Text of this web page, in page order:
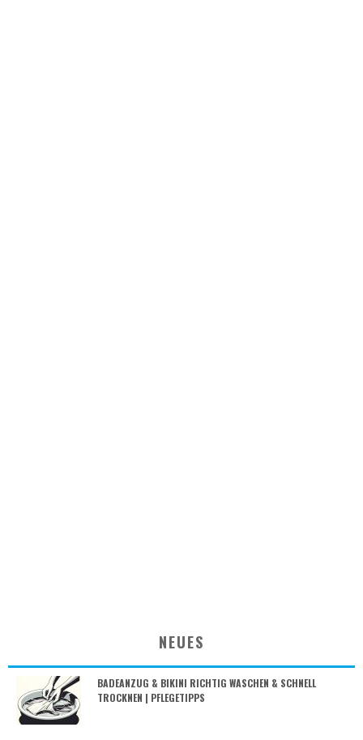
NEUES
BADEANZUG & BIKINI RICHTIG WASCHEN & SCHNELL
TROCKNEN | PFLEGETIPPS